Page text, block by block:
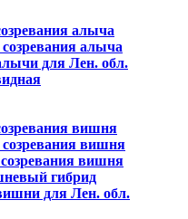
алыча
алыча
для Лен. обл.
вишня
созревания вишня
вишня
гибрид
для Лен. обл.